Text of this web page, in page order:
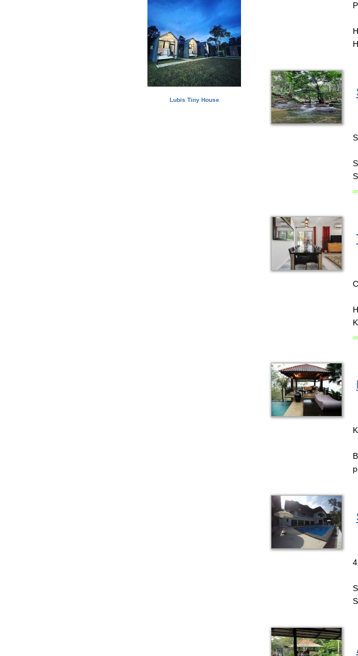
Lubis Tiny House